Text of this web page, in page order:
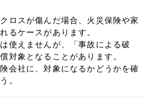
ロスが傷んだ場合、火災保険や家
るケースがあります。
は使えませんが、「事故による破
対象となることがあります。
会社に、対象になるかどうかを確
。